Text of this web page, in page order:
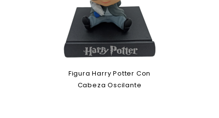
Figura Harry Potter Con
Cabeza Oscilante